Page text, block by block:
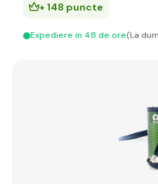
+ 148 puncte
Expediere in 48 de ore(La